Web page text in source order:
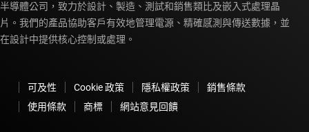
半導體公司，致力於設計、製造、測試和銷售類比及嵌入式處理晶
片。我們的產品協助客戶有效地管理電源、精確感測與傳送數據，並
在設計中提供核心控制或處理。
可及性 Cookie 政策 隱私權政策
銷售條款
使用條款
商標 網站意見回饋